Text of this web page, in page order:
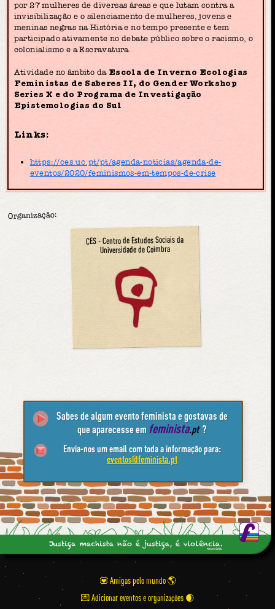
por 27 mulheres de diversas áreas e que lutam contra a
invisibilização e o silenciamento de mulheres, jovens e
meninas negras na História e no tempo presente e tem
participado ativamente no debate público sobre o racismo, o
colonialismo e a Escravatura.
Atividade no âmbito da Escola de Inverno Ecologias
Feministas de Saberes II, do Gender Workshop
Series X e do Programa de Investigação
Epistemologias do Sul
Links:
https://ces.uc.pt/pt/agenda-noticias/agenda-de-
eventos/2020/feminismos-em-tempos-de-crise
Organização:
CES - Centro de Estudos Sociais da
Universidade de Coimbra
Sabes de algum evento feminista e gostavas de
que aparecesse em feminista.pt ?
Envia-nos um email com toda a informação para:
eventos@feminista.pt
💟 Amigas pelo mundo
💌 Adicionar eventos e organizações